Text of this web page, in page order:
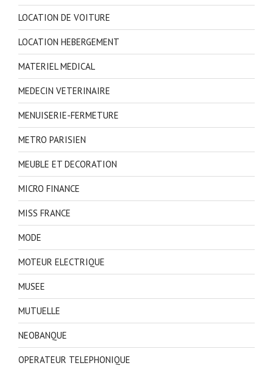
LOCATION DE VOITURE
LOCATION HEBERGEMENT
MATERIEL MEDICAL
MEDECIN VETERINAIRE
MENUISERIE-FERMETURE
METRO PARISIEN
MEUBLE ET DECORATION
MICRO FINANCE
MISS FRANCE
MODE
MOTEUR ELECTRIQUE
MUSEE
MUTUELLE
NEOBANQUE
OPERATEUR TELEPHONIQUE